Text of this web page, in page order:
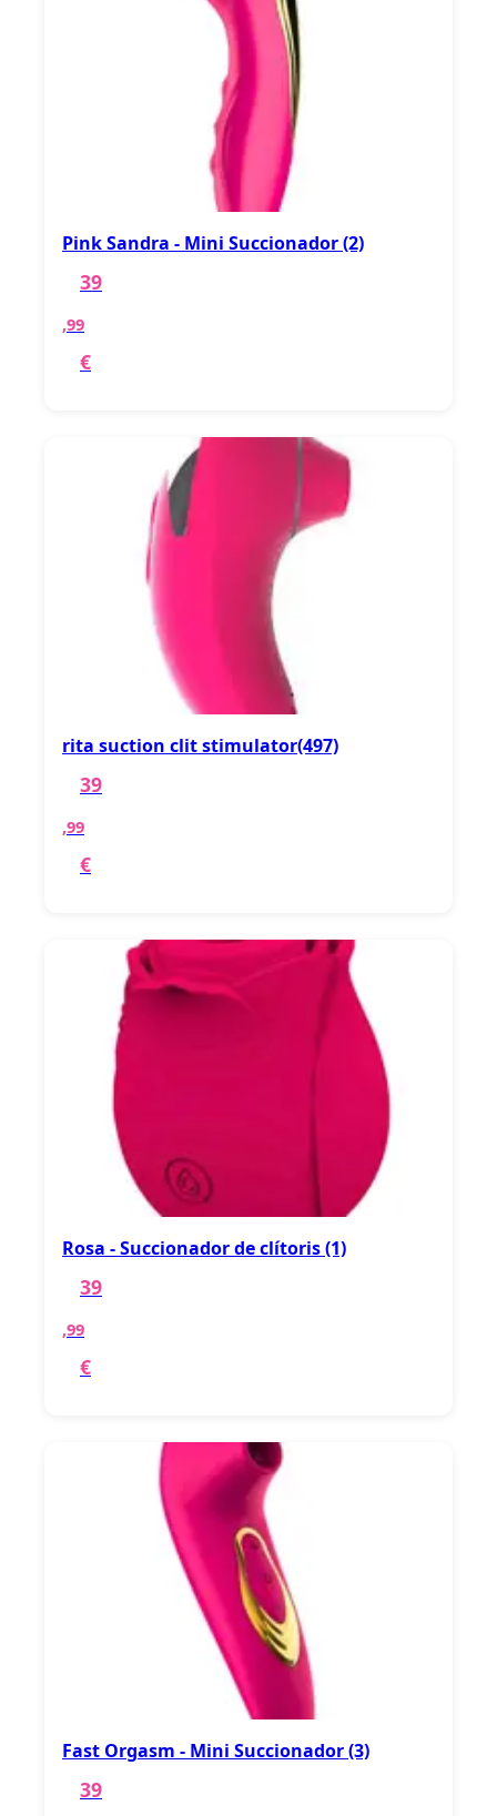
Pink Sandra - Mini Succionador (2)
39
,99
€
rita suction clit stimulator(497)
39
,99
€
Rosa - Succionador de clítoris (1)
39
,99
€
Fast Orgasm - Mini Succionador (3)
39